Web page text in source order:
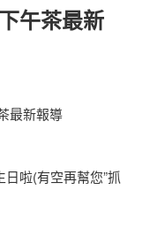
午茶最新
最新報導
啦(有空再幫您”抓